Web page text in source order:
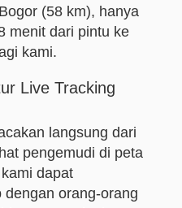
(58 km), hanya
menit dari pintu ke
kami.
Live Tracking
langsung dari
pengemudi di peta
dapat
orang-orang